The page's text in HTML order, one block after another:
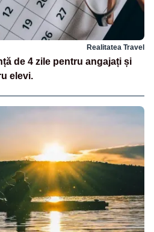
Realitatea Travel
de 4 zile pentru angajați și
elevi.